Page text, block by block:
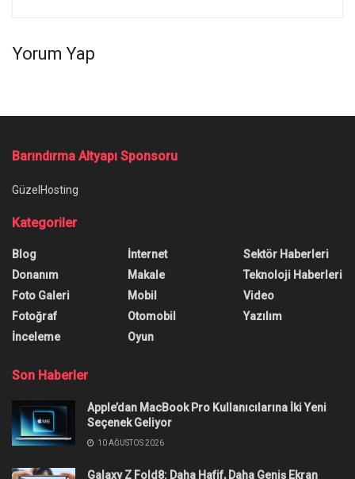
Yorum Yap
OnePlus 5 Serisi Android 10
Güncellemesiyle Tanışıyor
Yazar: Hakan Ayhan